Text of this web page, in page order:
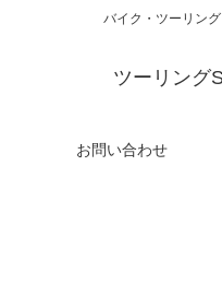
バイク・ツーリン
ツーリング
お問い合わせ